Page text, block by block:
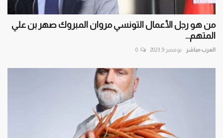
من هو رجل الأعمال التونسي مروان المبروك صهر بن علي
المتهم...
العرب مباشر نوفمبر 9, 2023 0